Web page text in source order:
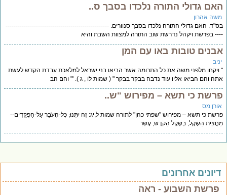
גדולי התורה נלכדו בסבך ס..
אהרון
האם גדולי התורה נלכדו בסבך סנוורים. ---------------------------------------------------
בפרשת ויקהל נדרשת שוב התורה למצוות השבת והיא
טובות באו עם המן
מלפני משה את כל התרומה אשר הביאו בני ישראל למלאכת עבדת הקדש לעשת
והם הביאו אליו עוד נדבה בבקר בבקר " ( שמות לו , ג ). '" והם הב
כי תשא – מפירוש "ש..
מס
כי תשא – מפירוש "שפתי כהן" לתורה שמות ל,יג: זֶה יִתְּנוּ, כָּל-הָעֹבֵר עַל-הַפְּקֻדִים--
הַשֶּׁקֶל, בְּשֶׁקֶל הַקֹּדֶשׁ, עֶשְׂרִ
אחרונים
פרשת השבוע - ראה